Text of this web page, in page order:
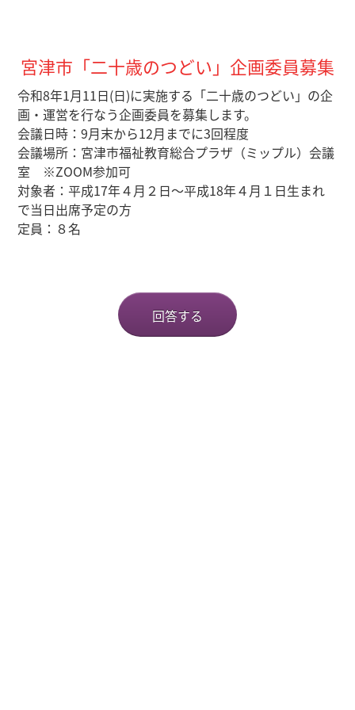
宮津市「二十歳のつどい」企画委員募集
令和8年1月11日(日)に実施する「二十歳のつどい」の企
画・運営を行なう企画委員を募集します。
会議日時：9月末から12月までに3回程度
会議場所：宮津市福祉教育総合プラザ（ミップル）会議
室 ※ZOOM参加可
対象者：平成17年４月２日〜平成18年４月１日生まれ
で当日出席予定の方
定員：８名
回答する